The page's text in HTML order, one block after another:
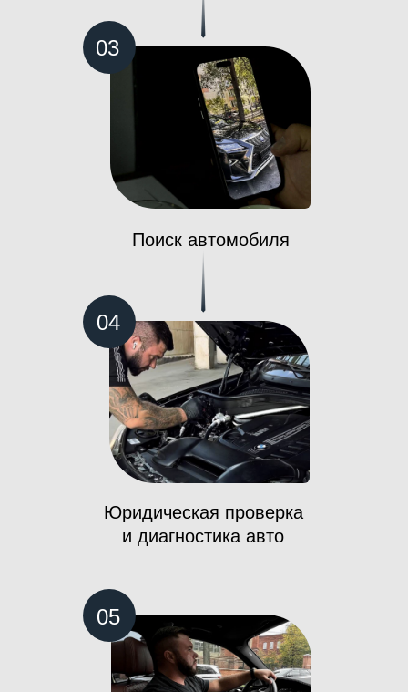
Поиск автомобиля
03
Юридическая проверка
и диагностика авто
04
05